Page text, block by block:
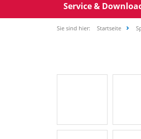
Service &
Sie sind hier: Startseite